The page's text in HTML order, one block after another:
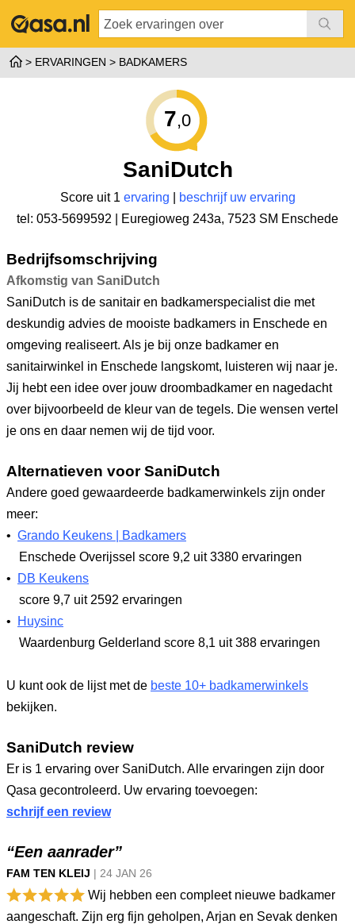
ERVARINGEN BADKAMERS
7,0
SaniDutch
Score uit 1 ervaring
beschrijf uw ervaring
tel: 053-5699592 |
Euregioweg 243a, 7523 SM Enschede
Bedrijfsomschrijving
Afkomstig van SaniDutch
SaniDutch is de sanitair en badkamerspecialist die met
deskundig advies de mooiste badkamers in Enschede en
omgeving realiseert. Als je bij onze badkamer en
sanitairwinkel in Enschede langskomt, luisteren wij naar je.
Jij hebt een idee over jouw droombadkamer en nagedacht
over bijvoorbeeld de kleur van de tegels. Die wensen vertel
je ons en daar nemen wij de tijd voor.
Alternatieven voor SaniDutch
Andere goed gewaardeerde badkamerwinkels zijn onder
meer:
• Grando Keukens | Badkamers
Enschede Overijssel score 9,2 uit 3380 ervaringen
•
DB Keukens
score 9,7 uit 2592 ervaringen
•
Huysinc
Waardenburg Gelderland score 8,1 uit 388 ervaringen
U kunt ook de lijst met de beste 10+ badkamerwinkels
bekijken.
SaniDutch review
Er is 1 ervaring over SaniDutch. Alle ervaringen zijn door
Qasa gecontroleerd. Uw ervaring toevoegen:
schrijf een review
“Een aanrader”
FAM TEN KLEIJ | 24 JAN 26
Wij hebben een compleet nieuwe badkamer
aangeschaft. Zijn erg fijn geholpen, Arjan en Sevak denken